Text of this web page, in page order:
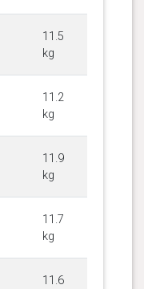
11.5
kg
11.2
kg
11.9
kg
11.7
kg
11.6